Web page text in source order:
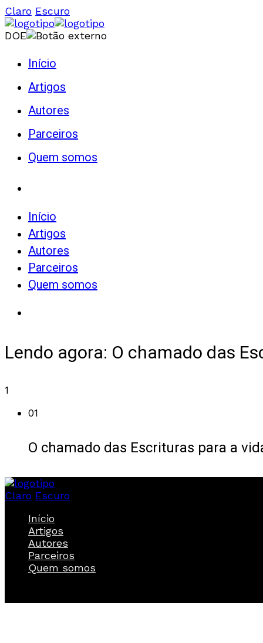
Claro Escuro
DOE
Início
Artigos
Autores
Parceiros
Quem somos
Início
Artigos
Autores
Parceiros
Quem somos
Lendo agora: O chamado das
1
01
O chamado das Escrituras para a
Claro Escuro
Início
Artigos
Autores
Parceiros
Quem somos